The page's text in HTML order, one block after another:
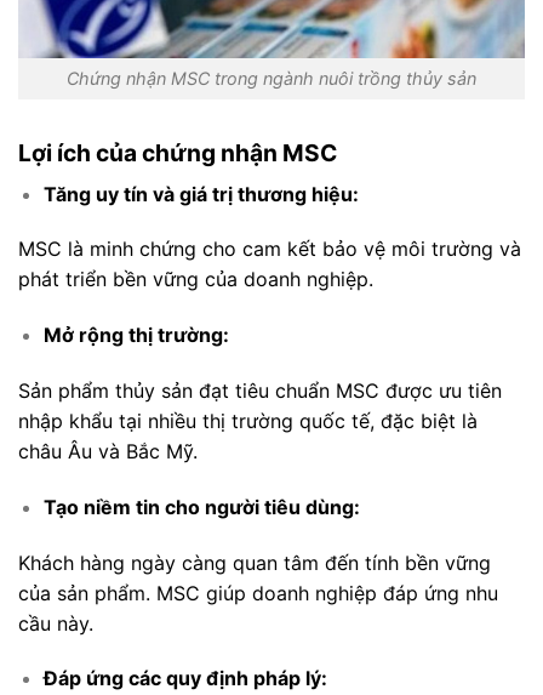
Chứng nhận MSC trong ngành nuôi trồng thủy sản
Lợi ích của chứng nhận MSC
Tăng uy tín và giá trị thương hiệu:
MSC là minh chứng cho cam kết bảo vệ môi trường và
phát triển bền vững của doanh nghiệp.
Mở rộng thị trường:
Sản phẩm thủy sản đạt tiêu chuẩn MSC được ưu tiên
nhập khẩu tại nhiều thị trường quốc tế, đặc biệt là
châu Âu và Bắc Mỹ.
Tạo niềm tin cho người tiêu dùng:
Khách hàng ngày càng quan tâm đến tính bền vững
của sản phẩm. MSC giúp doanh nghiệp đáp ứng nhu
cầu này.
Đáp ứng các quy định pháp lý: